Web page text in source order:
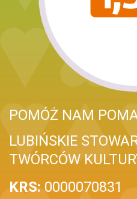
POMÓŻ NAM
LUBIŃSKIE
TWÓRCÓW
KRS: 0000070831